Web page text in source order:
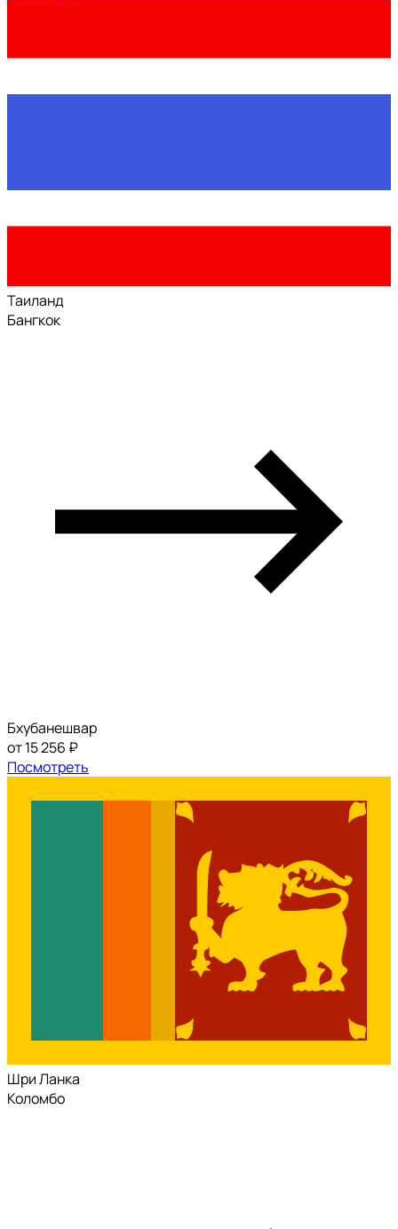
Таиланд
Бангкок
Бхубанешвар
от 15 256 ₽
Посмотреть
Шри Ланка
Коломбо